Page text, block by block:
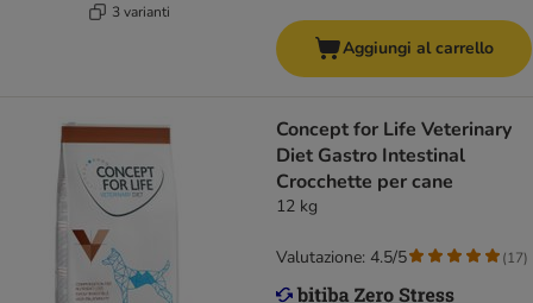
3 varianti
Aggiungi al carrello
Concept for Life Veterinary
Diet Gastro Intestinal
Crocchette per cane
12 kg
Valutazione: 4.5/5 (17)